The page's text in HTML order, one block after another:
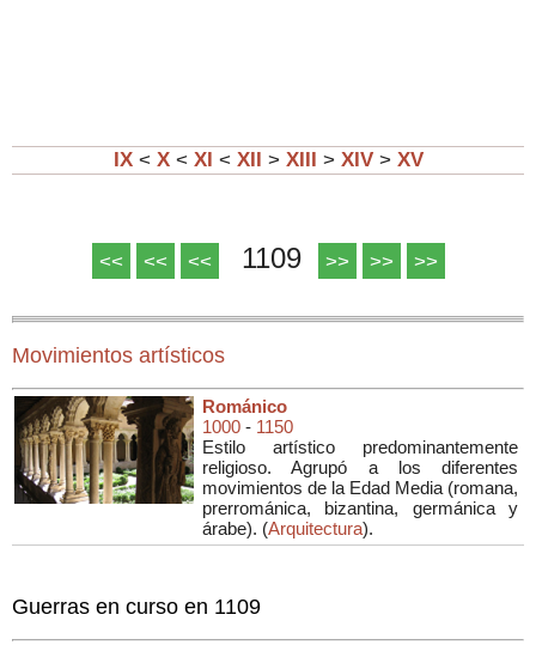
IX < X < XI < XII > XIII > XIV > XV
<< << << 1109 >> >> >>
Movimientos artísticos
Románico
1000 - 1150
Estilo artístico predominantemente
religioso. Agrupó a los diferentes
movimientos de la Edad Media (romana,
prerrománica, bizantina, germánica y
árabe). (Arquitectura).
Guerras en curso en 1109